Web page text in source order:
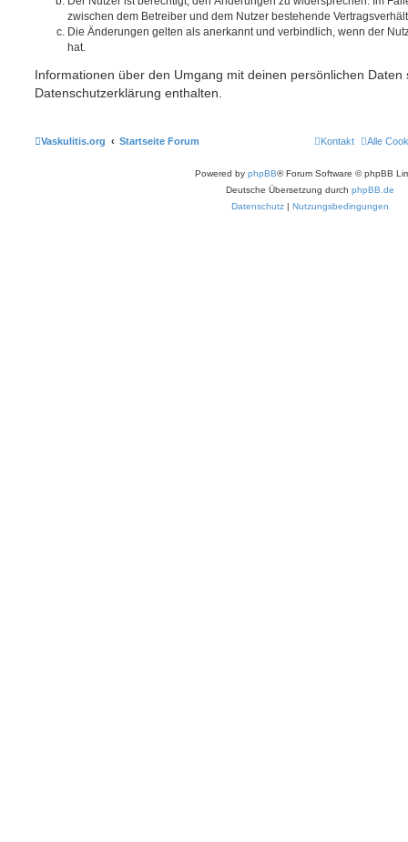
zwischen dem Betreiber und dem Nutzer bestehende
Die Änderungen gelten als anerkannt und verbindlich, wenn der
hat.
Informationen über den Umgang mit deinen persönlichen Daten
Datenschutzerklärung enthalten.
Vaskulitis.org Startseite Forum Alle
Kontakt
Powered by phpBB® Forum Software © phpBB
Deutsche Übersetzung durch phpBB.de
Datenschutz | Nutzungsbedingungen